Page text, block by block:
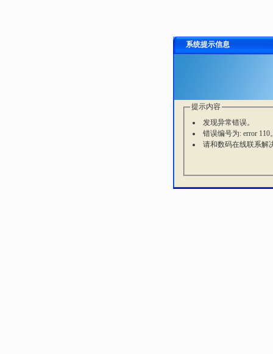
系统提示信息
提示内容
发现异常错误。
错误编号为: error 110
请和数码在线联系解